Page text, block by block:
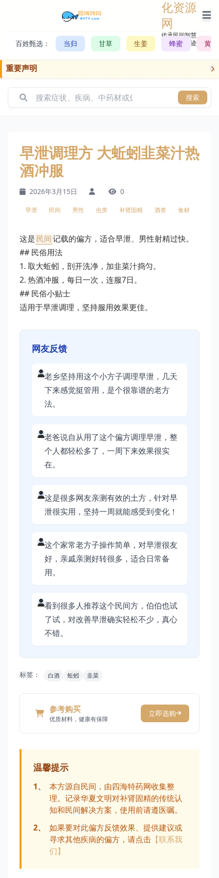
化资源
网
传承民间智慧，
记录历史轨迹
百姓甄选： 当归 甘草 生姜 蜂蜜 黄芪
重要声明
搜索
早泄调理方 大蚯蚓韭菜汁热
酒冲服
2026年3月15日 0
早泄 民间 男性 虫类 补肾固精 酒类 食材
这是民间记载的偏方，适合早泄、男性射精过快。
## 民俗用法
1. 取大蚯蚓，剖开洗净，加韭菜汁捣匀。
2. 热酒冲服，每日一次，连服7日。
## 民俗小贴士
适用于早泄调理，坚持服用效果更佳。
网友反馈
老乡坚持用这个小方子调理早泄，几天
下来感觉挺管用，是个很靠谱的老方
法。
老爸说自从用了这个偏方调理早泄，整
个人都轻松多了，一周下来效果很实
在。
这是很多网友亲测有效的土方，针对早
泄很实用，坚持一周就能感受到变化！
这个家常老方子操作简单，对早泄很友
好，亲戚亲测好转很多，适合日常备
用。
看到很多人推荐这个民间方，伯伯也试
了试，对改善早泄确实轻松不少，真心
不错。
标签： 白酒 蚯蚓 韭菜
参考购买
优质材料，健康有保障
立即选购
温馨提示
1、
本方源自民间，由四海特药网收集整
理。记录华夏文明对补肾固精的传统认
知和民间解决方案，使用前请遵医嘱。
2、
如果要对此偏方反馈效果、提供建议或
寻求其他疾病的偏方，请点击 【联系我
们】